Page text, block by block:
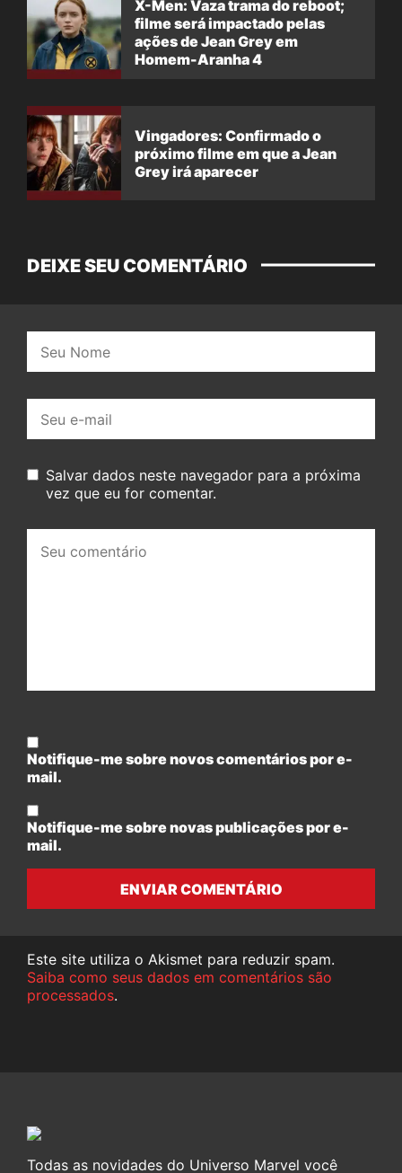
X-Men: Vaza trama do reboot;
filme será impactado pelas
ações de Jean Grey em
Homem-Aranha 4
Vingadores: Confirmado o
próximo filme em que a Jean
Grey irá aparecer
DEIXE SEU COMENTÁRIO
mail:
Salvar dados neste navegador para a próxima
vez que eu for comentar.
comentário:
Notifique-me sobre novos comentários por e-
mail.
Notifique-me sobre novas publicações por e-
mail.
ENVIAR COMENTÁRIO
Este site utiliza o Akismet para reduzir spam.
Saiba como seus dados em comentários são
processados.
Todas as novidades do Universo Marvel você